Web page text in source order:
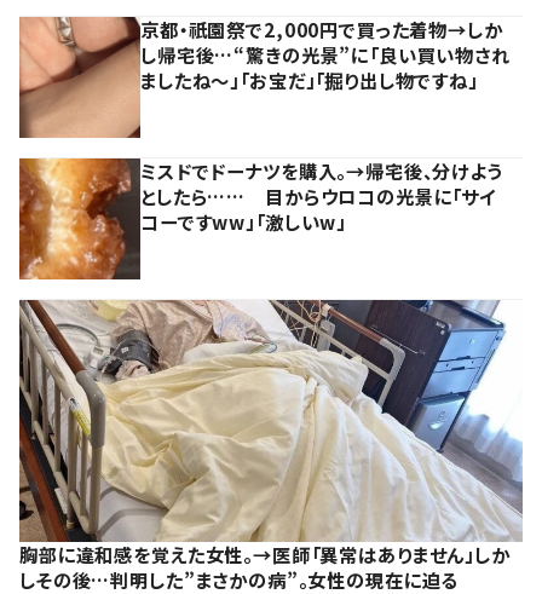
京都・祇園祭で2,000円で買った着物→しか
し帰宅後…“驚きの光景”に「良い買い物され
ましたね～」「お宝だ」「掘り出し物ですね」
ミスドでドーナツを購入。→帰宅後、分けよう
としたら…… 目からウロコの光景に「サイ
コーですww」「激しいw」
胸部に違和感を覚えた女性。→医師「異常はありません」しか
しその後…判明した”まさかの病”。女性の現在に迫る